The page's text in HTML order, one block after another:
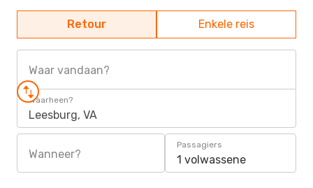
Retour Enkele reis
Waar vandaan?
Waarheen?
Leesburg, VA
Wanneer?
Passagiers
1 volwassene